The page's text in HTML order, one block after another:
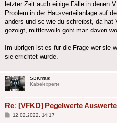
letzter Zeit auch einige Fälle in denen
Problem in der Hausverteilanlage auf
anders und so wie du schreibst, da hat
gezeigt, mittlerweile geht man davon
Im übrigen ist es für die Frage wer sie
sie errichtet wurde.
SBKmaik
Kabelexperte
Re: [VFKD] Pegelwerte
Beitrag
12.02.2022, 14:17